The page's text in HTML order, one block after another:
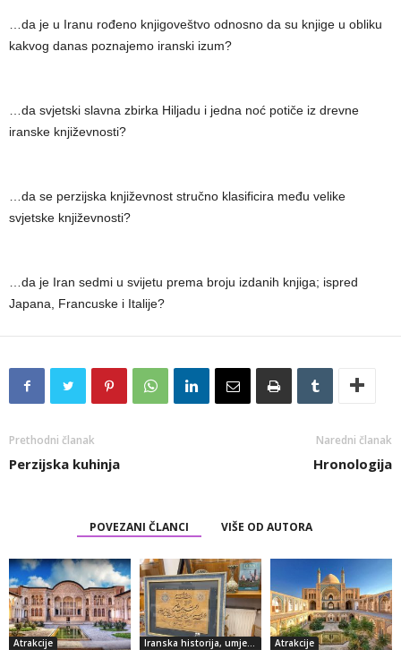
…da je u Iranu rođeno knjigoveštvo odnosno da su knjige u obliku
kakvog danas poznajemo iranski izum?
…da svjetski slavna zbirka Hiljadu i jedna noć potiče iz drevne
iranske književnosti?
…da se perzijska književnost stručno klasificira među velike
svjetske književnosti?
…da je Iran sedmi u svijetu prema broju izdanih knjiga; ispred
Japana, Francuske i Italije?
Prethodni članak
Perzijska kuhinja
Naredni članak
Hronologija
POVEZANI ČLANCI VIŠE OD AUTORA
Atrakcije Iranska historija, umjetnost i kultura Atrakcije